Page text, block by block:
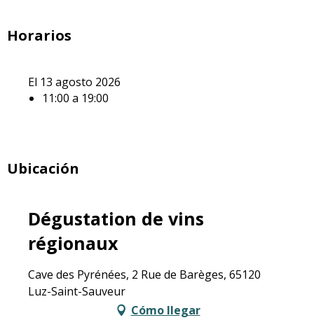
Horarios
El 13 agosto 2026
11:00 a 19:00
Ubicación
Dégustation de vins
régionaux
Cave des Pyrénées, 2 Rue de Barèges, 65120
Luz-Saint-Sauveur
Cómo llegar